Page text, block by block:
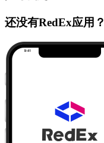
还没有RedEx应用？